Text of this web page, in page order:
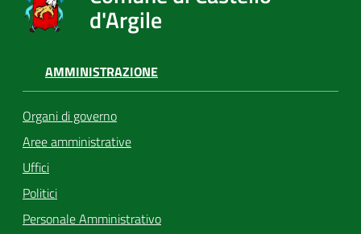
d'Argile
AMMINISTRAZIONE
Organi di governo
Aree amministrative
Uffici
Politici
Personale Amministrativo